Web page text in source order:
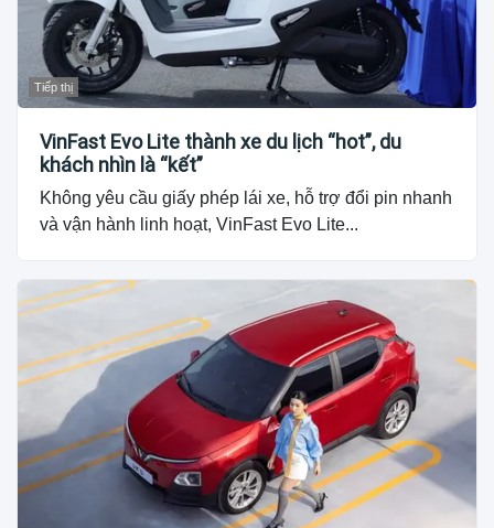
Tiếp thị
VinFast Evo Lite thành xe du lịch “hot”, du
khách nhìn là “kết”
Không yêu cầu giấy phép lái xe, hỗ trợ đổi pin nhanh
và vận hành linh hoạt, VinFast Evo Lite...